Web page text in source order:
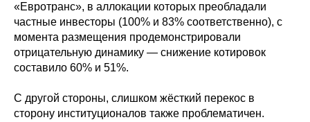
«Евротранс», в аллокации которых преобладали
частные инвесторы (100% и 83% соответственно), с
момента размещения продемонстрировали
отрицательную динамику — снижение котировок
составило 60% и 51%.
С другой стороны, слишком жёсткий перекос в
сторону институционалов также проблематичен.